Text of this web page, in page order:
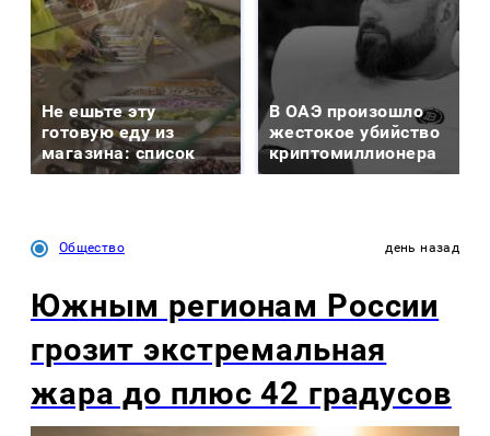
Не ешьте эту
готовую еду из
магазина: список
В ОАЭ произошло
жестокое убийство
криптомиллионера
Общество день назад
Южным регионам России
грозит экстремальная
жара до плюс 42 градусов